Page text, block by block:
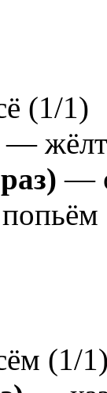
(1/1)
—
—
(1/